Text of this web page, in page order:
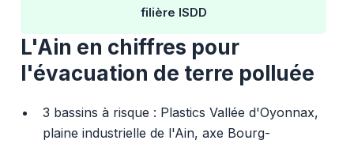
filière ISDD
L'Ain en chiffres pour
l'évacuation de terre polluée
3 bassins à risque : Plastics Vallée d'Oyonnax,
plaine industrielle de l'Ain, axe Bourg-